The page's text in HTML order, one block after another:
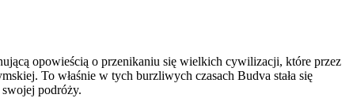
opowieścią o przenikaniu się wielkich cywilizacji, które przez
To właśnie w tych burzliwych czasach Budva stała się
podróży.